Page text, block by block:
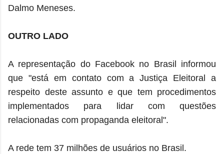
Dalmo Meneses.
OUTRO LADO
A representação do Facebook no Brasil informou
que "está em contato com a Justiça Eleitoral a
respeito deste assunto e que tem procedimentos
implementados para lidar com questões
relacionadas com propaganda eleitoral".
A rede tem 37 milhões de usuários no Brasil.